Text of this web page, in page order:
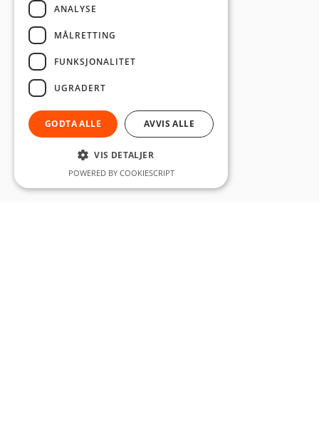
ANALYSE
MÅLRETTING
FUNKSJONALITET
UGRADERT
GODTA ALLE AVVIS ALLE
VIS DETALJER
POWERED BY COOKIESCRIPT